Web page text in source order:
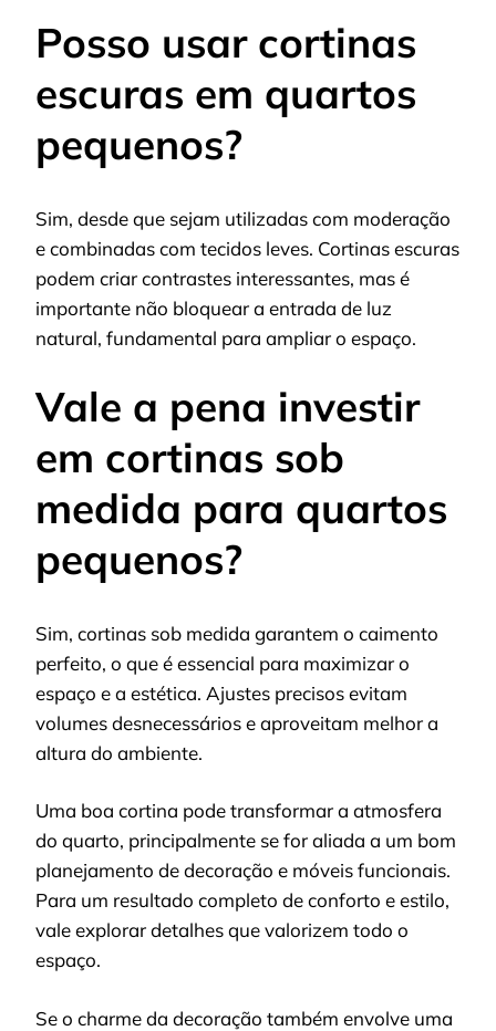
Posso usar cortinas
escuras em quartos
pequenos?
Sim, desde que sejam utilizadas com moderação
e combinadas com tecidos leves. Cortinas escuras
podem criar contrastes interessantes, mas é
importante não bloquear a entrada de luz
natural, fundamental para ampliar o espaço.
Vale a pena investir
em cortinas sob
medida para quartos
pequenos?
Sim, cortinas sob medida garantem o caimento
perfeito, o que é essencial para maximizar o
espaço e a estética. Ajustes precisos evitam
volumes desnecessários e aproveitam melhor a
altura do ambiente.
Uma boa cortina pode transformar a atmosfera
do quarto, principalmente se for aliada a um bom
planejamento de decoração e móveis funcionais.
Para um resultado completo de conforto e estilo,
vale explorar detalhes que valorizem todo o
espaço.
Se o charme da decoração também envolve uma